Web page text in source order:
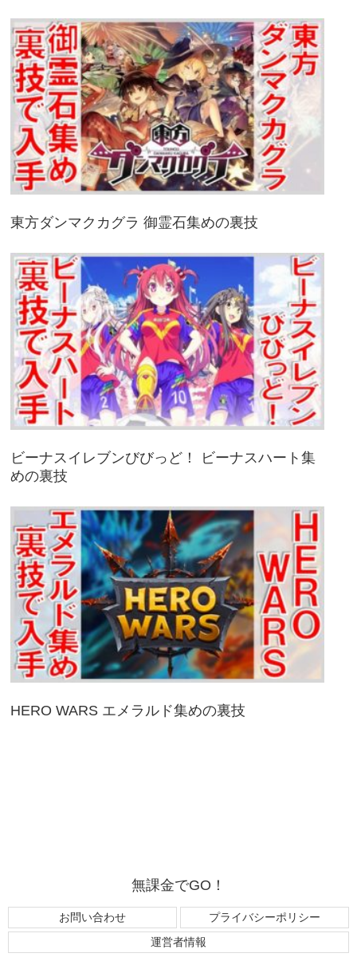
東方ダンマクカグラ 御霊石集めの裏技
ビーナスイレブンびびっど！ ビーナスハート集
めの裏技
HERO WARS エメラルド集めの裏技
無課金でGO！
お問い合わせ
プライバシーポリシー
運営者情報